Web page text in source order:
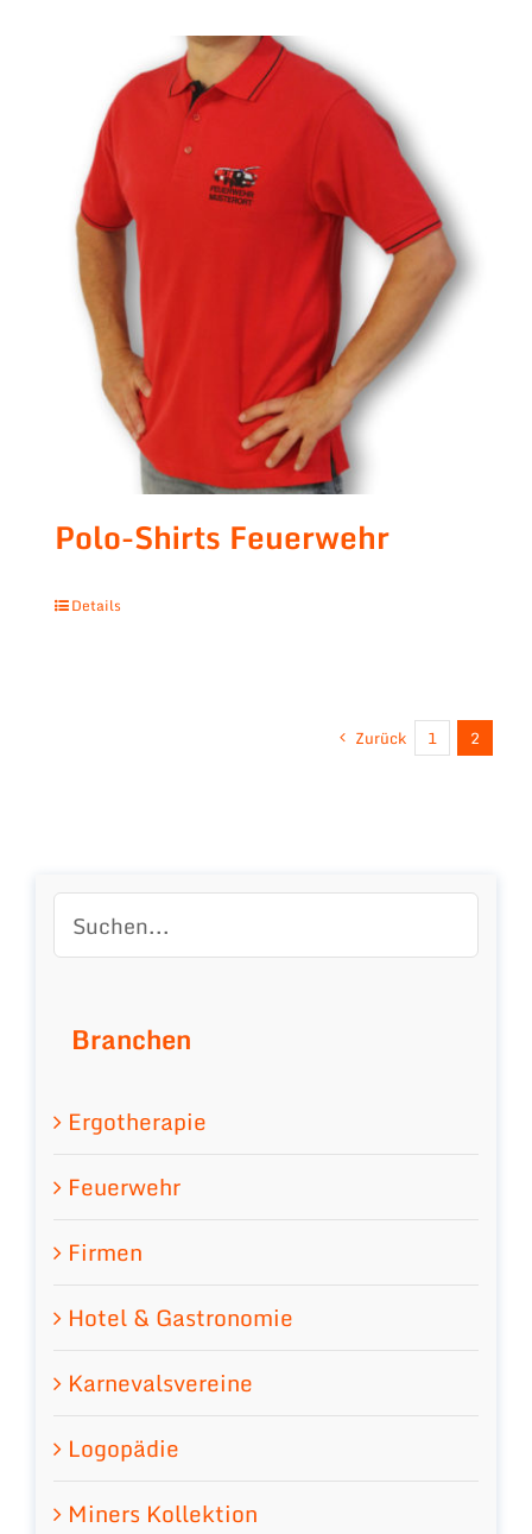
Polo-Shirts Feuerwehr
Details
Zurück 1 2
Branchen
Ergotherapie
Feuerwehr
Firmen
Hotel & Gastronomie
Karnevalsvereine
Logopädie
Miners Kollektion